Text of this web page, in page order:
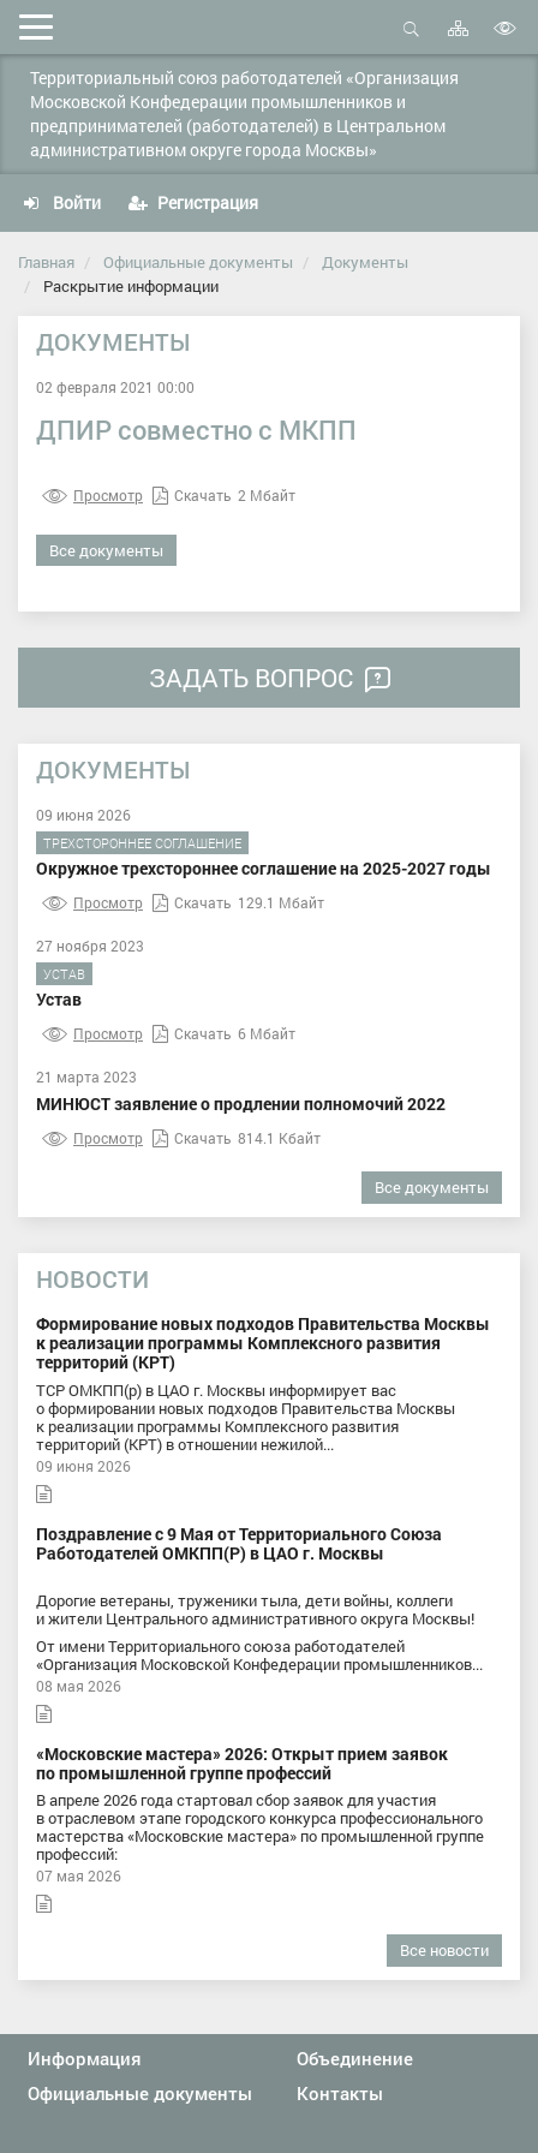
Мобильное
меню
Открыть
поиск
Карта
сайта
Территориальный союз работодателей «Организация
Московской Конфедерации промышленников и
предпринимателей (работодателей) в Центральном
административном округе города Москвы»
Войти Регистрация
Главная Официальные документы
Документы
Раскрытие информации
ДОКУМЕНТЫ
02 февраля 2021 00:00
ДПИР совместно с МКПП
Просмотр Скачать 2 Мбайт
Все документы
ЗАДАТЬ ВОПРОС
ДОКУМЕНТЫ
09 июня 2026
ТРЕХСТОРОННЕЕ СОГЛАШЕНИЕ
Окружное трехстороннее соглашение на 2025-2027 годы
Просмотр Скачать 129.1 Мбайт
27 ноября 2023
УСТАВ
Устав
Просмотр Скачать 6 Мбайт
21 марта 2023
МИНЮСТ заявление о продлении полномочий 2022
Просмотр Скачать 814.1 Кбайт
Все документы
НОВОСТИ
Формирование новых подходов Правительства Москвы
к реализации программы Комплексного развития
территорий (КРТ)
ТСР ОМКПП(р) в ЦАО г. Москвы информирует вас
о формировании новых подходов Правительства Москвы
к реализации программы Комплексного развития
территорий (КРТ) в отношении нежилой...
09 июня 2026
Поздравление с 9 Мая от Территориального Союза
Работодателей ОМКПП(Р) в ЦАО г. Москвы
Дорогие ветераны, труженики тыла, дети войны, коллеги
и жители Центрального административного округа Москвы!
От имени Территориального союза работодателей
«Организация Московской Конфедерации промышленников...
08 мая 2026
«Московские мастера» 2026: Открыт прием заявок
по промышленной группе профессий
В апреле 2026 года стартовал сбор заявок для участия
в отраслевом этапе городского конкурса профессионального
мастерства «Московские мастера» по промышленной группе
профессий:
07 мая 2026
Все новости
Информация
Объединение
Официальные документы
Контакты